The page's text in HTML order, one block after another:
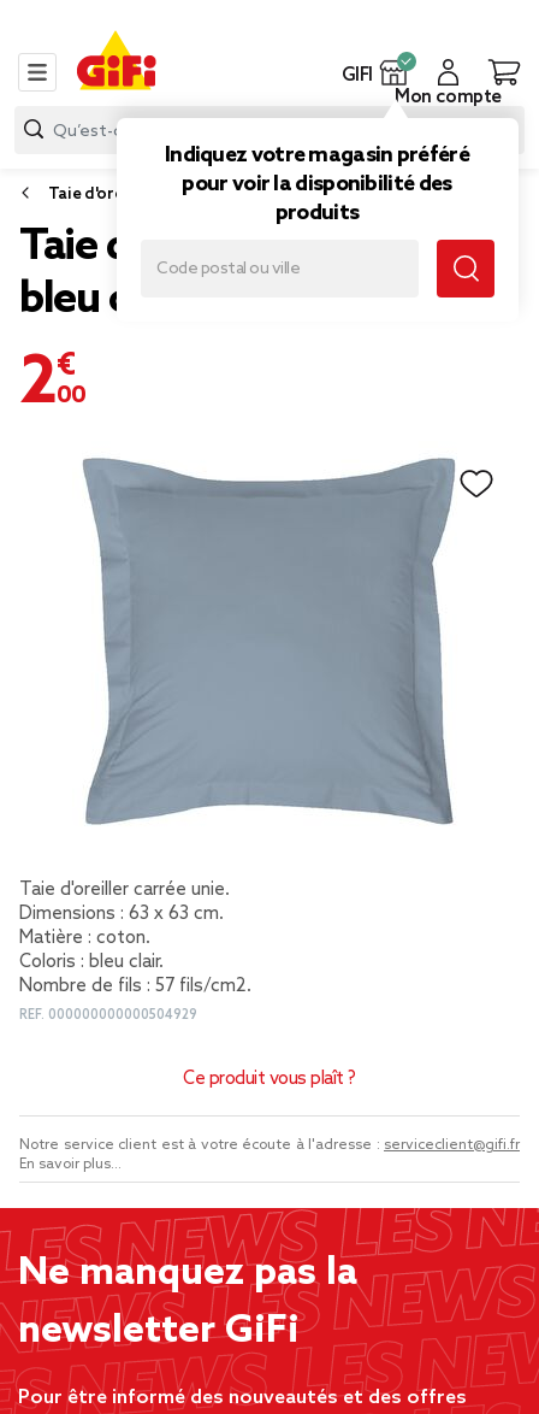
GIFI
Indiquez votre magasin préféré
pour voir la disponibilité des
produits
Mon compte
Taie d'oreiller et taie de traversin
Taie d'oreiller carrée unie
bleu clair avec revers
2,00 €
Taie d'oreiller carrée unie.
Dimensions : 63 x 63 cm.
Matière : coton.
Coloris : bleu clair.
Nombre de fils : 57 fils/cm2.
REF. 000000000000504929
Ce produit vous plaît ?
Notre service client est à votre écoute à l'adresse : serviceclient@gifi.fr
En savoir plus...
Ne manquez pas la
newsletter GiFi
Pour être informé des nouveautés et des offres